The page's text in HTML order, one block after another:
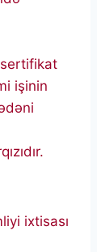
işinin
ixtisası